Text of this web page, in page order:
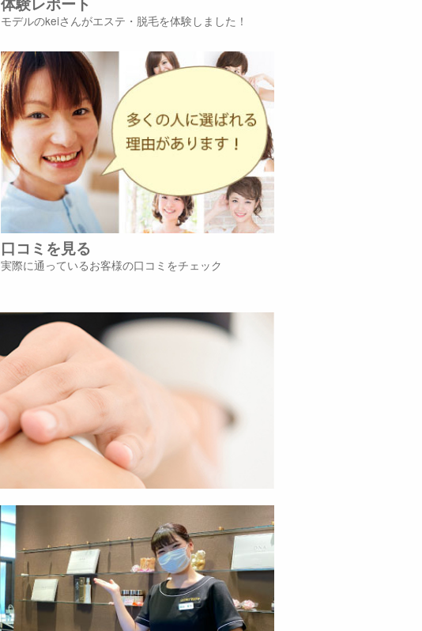
モデルのkeiさんがエステ・脱毛を体験しました！
口コミを見る
実際に通っているお客様の口コミをチェック